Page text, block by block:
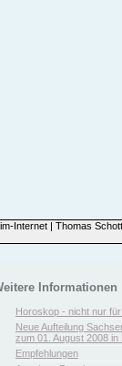
Internet | Thomas
Informationen
Horoskop - nicht nur
Neue Aufteilung
zum 01. August 2008 in
Empfehlungen